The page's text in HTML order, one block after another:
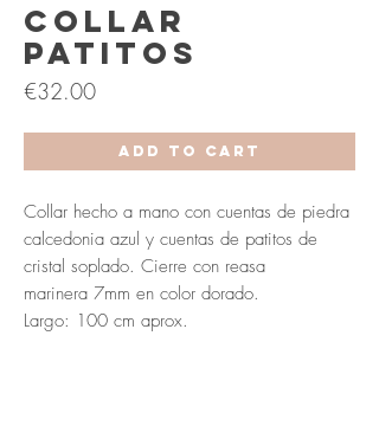
Collar
Patitos
€32.00Price
Add to Cart
Collar hecho a mano con cuentas de piedra
calcedonia azul y cuentas de patitos de
cristal soplado. Cierre con reasa
marinera 7mm en color dorado.
Largo: 100 cm aprox.